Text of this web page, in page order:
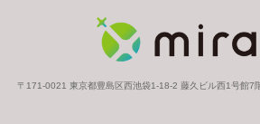
〒171-0021 東京都豊島区西池袋1-18-2 藤久ビル西1号館7